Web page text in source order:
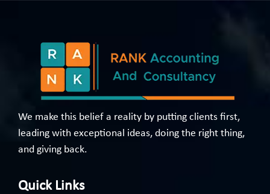
We make this belief a reality by putting clients first,
leading with exceptional ideas, doing the right thing,
and giving back.
Quick Links